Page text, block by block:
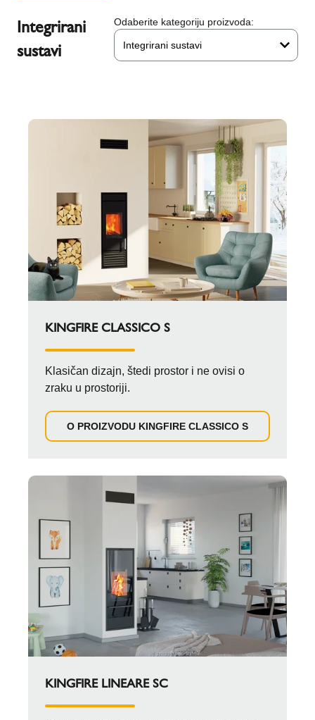
Integrirani
sustavi
Odaberite kategoriju proizvoda:
Integrirani sustavi
KINGFIRE CLASSICO S
Klasičan dizajn, štedi prostor i ne ovisi o
zraku u prostoriji.
O PROIZVODU KINGFIRE CLASSICO S
KINGFIRE LINEARE SC